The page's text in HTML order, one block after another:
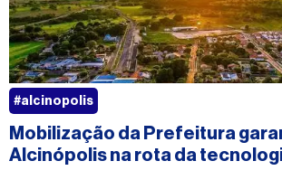
Mobilização da Prefeitura
Alcinópolis na rota da
#alcinopolis